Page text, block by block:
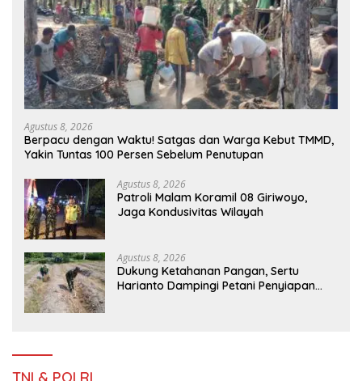
Agustus 8, 2026
Berpacu dengan Waktu! Satgas dan Warga Kebut TMMD,
Yakin Tuntas 100 Persen Sebelum Penutupan
Agustus 8, 2026
Patroli Malam Koramil 08 Giriwoyo,
Jaga Kondusivitas Wilayah
Agustus 8, 2026
Dukung Ketahanan Pangan, Sertu
Harianto Dampingi Petani Penyiapan
TNI & POLRI